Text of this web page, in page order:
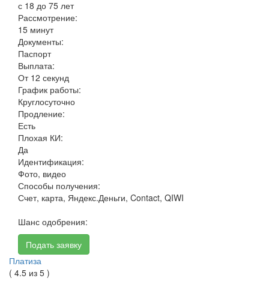
с 18 до 75 лет
Рассмотрение:
15 минут
Документы:
Паспорт
Выплата:
От 12 секунд
График работы:
Круглосуточно
Продление:
Есть
Плохая КИ:
Да
Идентификация:
Фото, видео
Способы получения:
Счет, карта, Яндекс.Деньги, Contact, QIWI
Шанс одобрения:
Подать заявку
Платиза
( 4.5 из 5 )